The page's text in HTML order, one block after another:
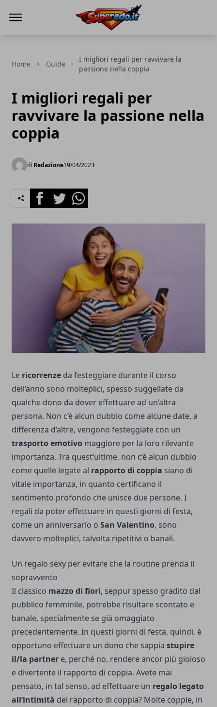
Home Guide
I migliori regali per ravvivare la
passione nella coppia
I migliori regali per
ravvivare la passione nella
coppia
di Redazione19/04/2023
FacebookTwitterWhatsapp
Le ricorrenze da festeggiare durante il corso
dell’anno sono molteplici, spesso suggellate da
qualche dono da dover effettuare ad un’altra
persona. Non c’è alcun dubbio come alcune date, a
differenza d’altre, vengono festeggiate con un
trasporto emotivo maggiore per la loro rilevante
importanza. Tra quest’ultime, non c’è alcun dubbio
come quelle legate al rapporto di coppia siano di
vitale importanza, in quanto certificano il
sentimento profondo che unisce due persone. I
regali da poter effettuare in questi giorni di festa,
come un anniversario o San Valentino, sono
davvero molteplici, talvolta ripetitivi o banali.
Un regalo sexy per evitare che la routine prenda il
sopravvento
Il classico mazzo di fiori, seppur spesso gradito dal
pubblico femminile, potrebbe risultare scontato e
banale, specialmente se già omaggiato
precedentemente. In questi giorni di festa, quindi, è
opportuno effettuare un dono che sappia stupire
il/la partner e, perché no, rendere ancor più gioioso
e divertente il rapporto di coppia. Avete mai
pensato, in tal senso, ad effettuare un regalo legato
all’intimità del rapporto di coppia? Molte coppie, in